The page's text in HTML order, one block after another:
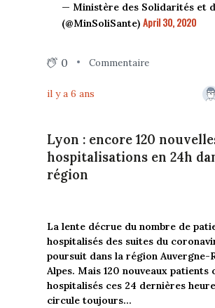
— Ministère des Solidarités et
(@MinSoliSante) April 30, 2020
0 Commentaire
il y a 6 ans
Lyon : encore 120
hospitalisations en 24h
région
La lente décrue du nombre de
hospitalisés des suites du
poursuit dans la région Auvergne-
Alpes. Mais 120 nouveaux patients
hospitalisés ces 24 dernières
circule toujours...